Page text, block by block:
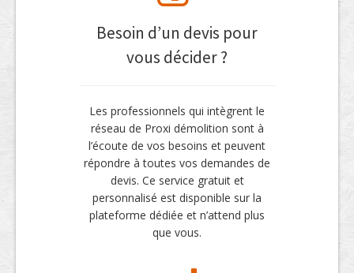
Besoin d’un devis pour
vous décider ?
Les professionnels qui intègrent le
réseau de Proxi démolition sont à
l’écoute de vos besoins et peuvent
répondre à toutes vos demandes de
devis. Ce service gratuit et
personnalisé est disponible sur la
plateforme dédiée et n’attend plus
que vous.